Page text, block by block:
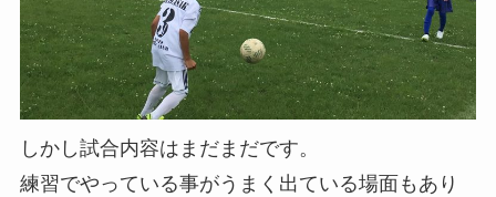
しかし試合内容はまだまだです。
練習でやっている事がうまく出ている場面もあり